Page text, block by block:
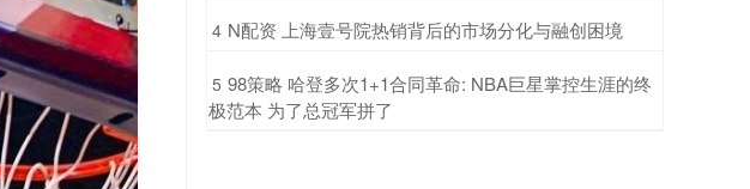
4 ​N配资 上海壹号院热销背后的市场分化与融创困境
5 ​98策略 哈登多次1+1合同革命: NBA巨星掌控生涯的终
极范本 为了总冠军拼了